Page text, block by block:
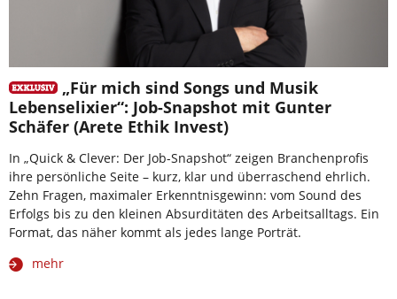
„Für mich sind Songs und Musik
Lebenselixier“: Job-Snapshot mit Gunter
Schäfer (Arete Ethik Invest)
In „Quick & Clever: Der Job-Snapshot“ zeigen Branchenprofis
ihre persönliche Seite – kurz, klar und überraschend ehrlich.
Zehn Fragen, maximaler Erkenntnisgewinn: vom Sound des
Erfolgs bis zu den kleinen Absurditäten des Arbeitsalltags. Ein
Format, das näher kommt als jedes lange Porträt.
mehr